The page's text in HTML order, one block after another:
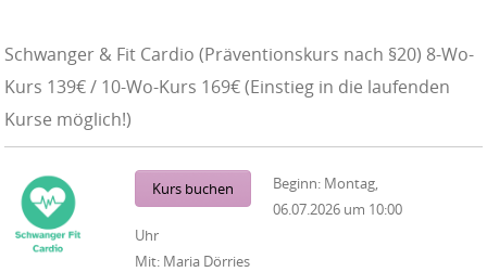
Schwanger & Fit Cardio (Präventionskurs nach §20) 8-Wo-
Kurs 139€ / 10-Wo-Kurs 169€ (Einstieg in die laufenden
Kurse möglich!)
Kurs buchen Beginn: Montag,
06.07.2026 um 10:00
Uhr
Mit: Maria Dörries